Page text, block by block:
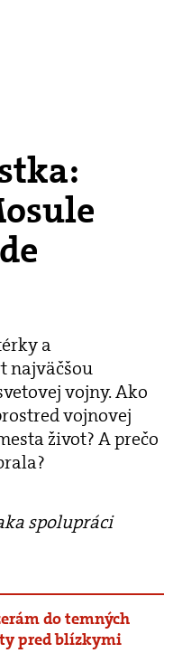
a
najväčšou
vojny. Ako
vojnovej
život? A prečo
spolupráci
do temných
pred blízkymi